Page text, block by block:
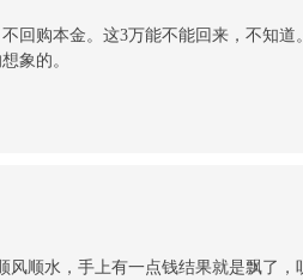
回购本金。这3万能不能回来，不知
象的。
顺水，手上有一点钱结果就是飘了